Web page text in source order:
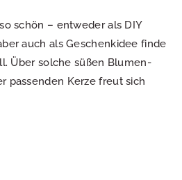
schön – entweder als DIY
auch als Geschenkidee finde
Über solche süßen Blumen-
passenden Kerze freut sich